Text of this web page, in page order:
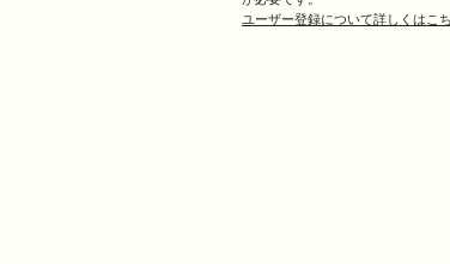
ユーザー登録について詳しくはこ